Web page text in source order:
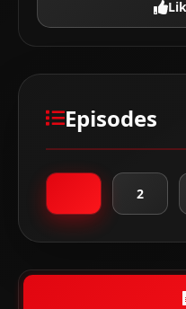
Episodes
2